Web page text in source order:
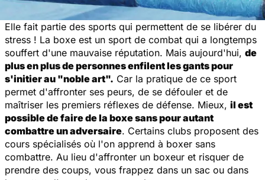
Elle fait partie des sports qui permettent de se libérer du
stress ! La boxe est un sport de combat qui a longtemps
souffert d'une mauvaise réputation. Mais aujourd'hui, de
plus en plus de personnes enfilent les gants pour
s'initier au "noble art". Car la pratique de ce sport
permet d'affronter ses peurs, de se défouler et de
maîtriser les premiers réflexes de défense. Mieux, il est
possible de faire de la boxe sans pour autant
combattre un adversaire. Certains clubs proposent des
cours spécialisés où l'on apprend à boxer sans
combattre. Au lieu d'affronter un boxeur et risquer de
prendre des coups, vous frappez dans un sac ou dans